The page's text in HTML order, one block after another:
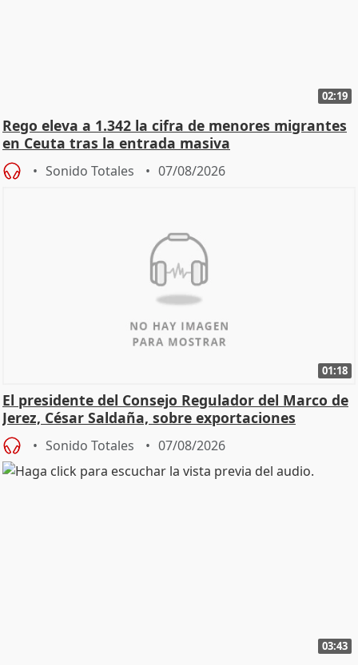
02:19
Rego eleva a 1.342 la cifra de menores migrantes
en Ceuta tras la entrada masiva
Sonido Totales 07/08/2026
01:18
El presidente del Consejo Regulador del Marco de
Jerez, César Saldaña, sobre exportaciones
Sonido Totales 07/08/2026
03:43